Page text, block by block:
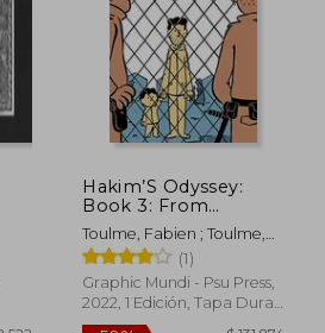
Hakim’S Odyssey:
Book 3: From
Macedonia to France
(Hakim’S Odyssey, 3)
(en Inglés)
Toulme, Fabien ; Toulme,
Fabien
(1)
Graphic Mundi - Psu Press,
2022, 1 Edición, Tapa Dura,
Nuevo